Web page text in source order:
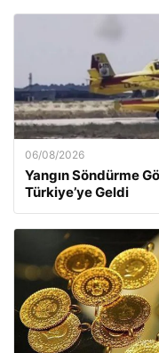
06/08/2026
Yangın Söndürme
Türkiye’ye Geldi